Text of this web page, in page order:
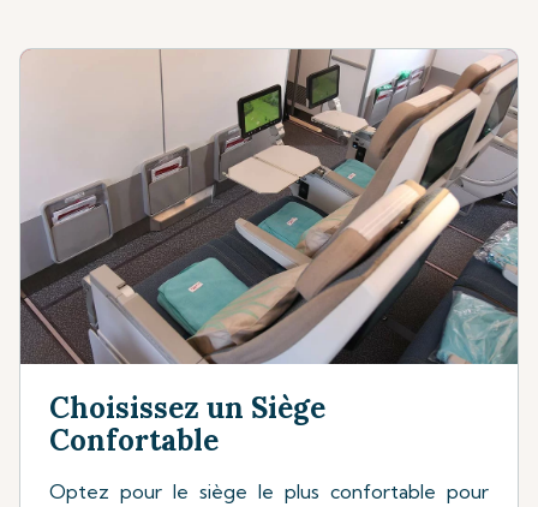
Choisissez un Siège
Confortable
Optez pour le siège le plus confortable pour